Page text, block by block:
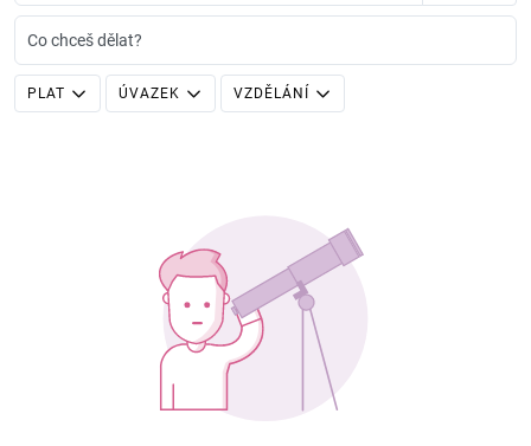
Co chceš dělat?
PLAT ÚVAZEK VZDĚLÁNÍ